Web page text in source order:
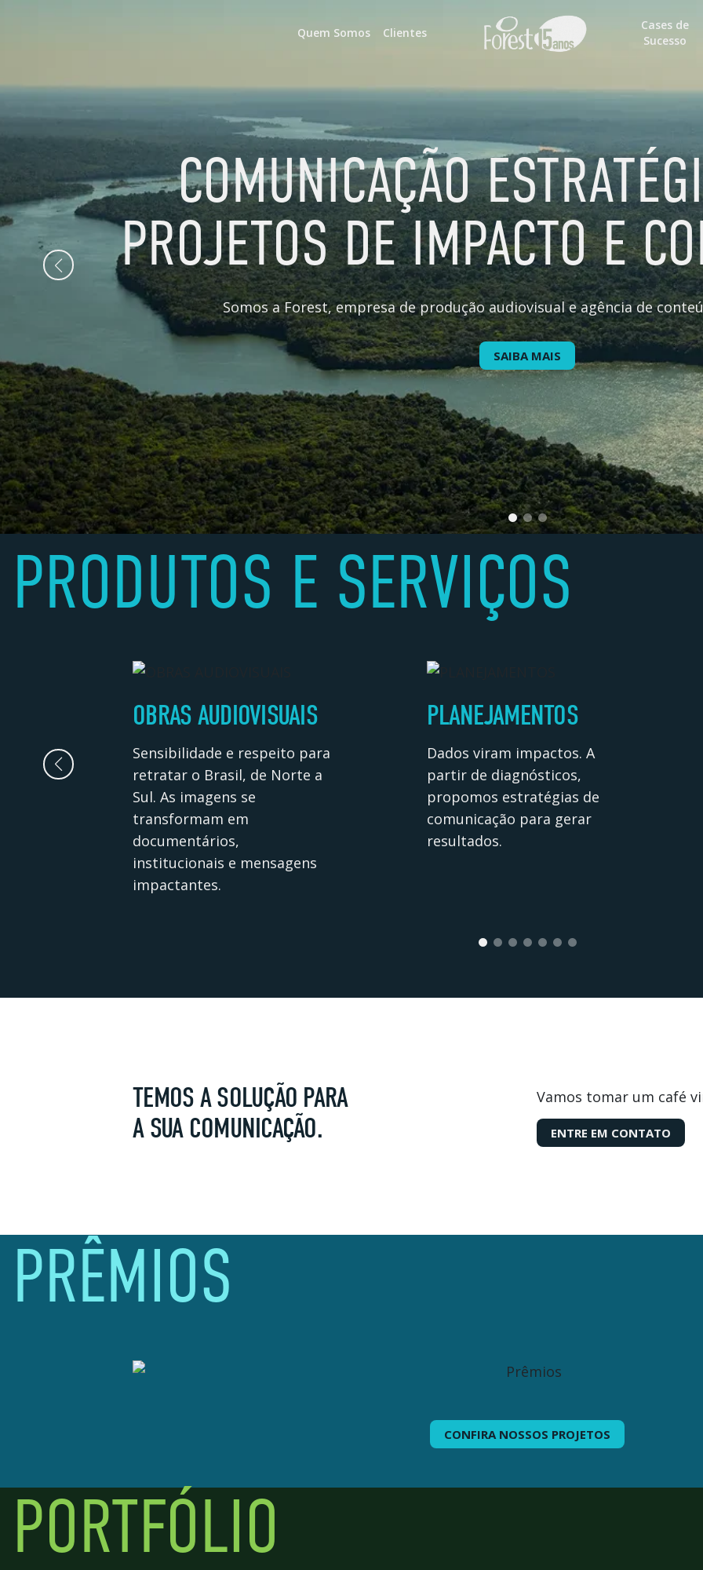
Quem Somos Clientes
Cases de
Sucesso
COMUNICAÇÃO
PROJETOS DE IMPACTO E
Somos a Forest, empresa de produção audiovisual e agência de
SAIBA MAIS
PRODUTOS E SERVIÇOS
OBRAS AUDIOVISUAIS
Sensibilidade e respeito para
retratar o Brasil, de Norte a
Sul. As imagens se
transformam em
documentários,
institucionais e mensagens
impactantes.
PLANEJAMENTOS
Dados viram impactos. A
partir de diagnósticos,
propomos estratégias de
comunicação para gerar
resultados.
TEMOS A SOLUÇÃO PARA
A SUA COMUNICAÇÃO.
Vamos tomar um café
ENTRE EM CONTATO
PRÊMIOS
CONFIRA NOSSOS PROJETOS
PORTFÓLIO